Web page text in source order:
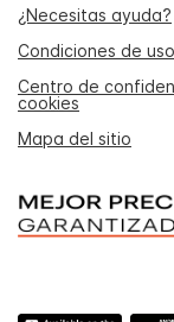
¿Necesitas ayuda?
Condiciones de uso
Centro de
cookies
Mapa del sitio